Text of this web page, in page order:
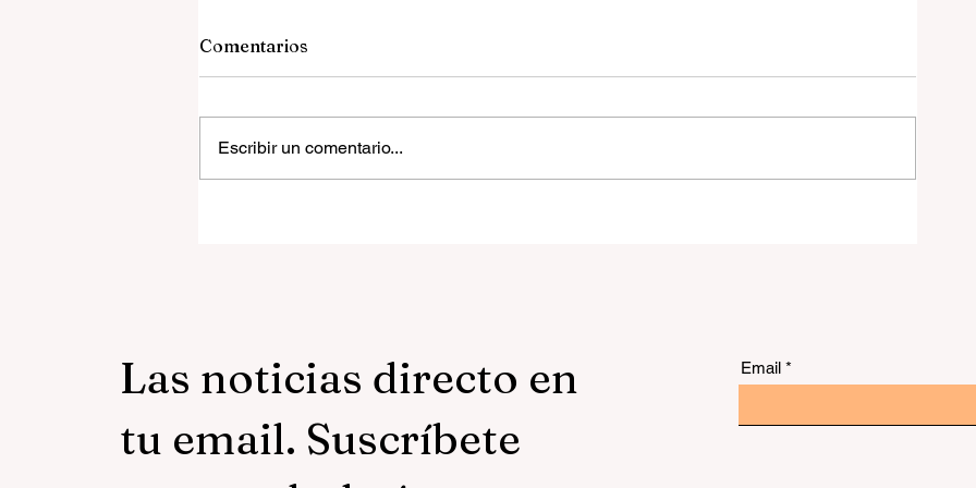
Comentarios
Escribir un comentario...
Las noticias directo en
tu email. Suscríbete
Email